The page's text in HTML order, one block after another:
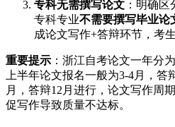
专科无需撰写论文 ：明确
专科专业不需要撰写毕业论
成论文写作+答辩环节，考
重要提示 ：浙江自考论文一年分
上半年论文报名一般为3-4月，答
月，答辩12月进行，论文写作周
促写作导致质量不达标。